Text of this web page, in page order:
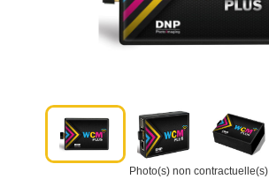
Photo(s) non contractuelle(s)